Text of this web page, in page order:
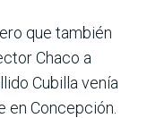
que también
Chaco a
Cubilla venía
en Concepción.